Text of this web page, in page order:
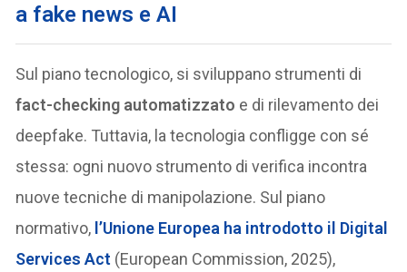
a fake news e AI
Sul piano tecnologico, si sviluppano strumenti di
fact-checking automatizzato e di rilevamento dei
deepfake. Tuttavia, la tecnologia confligge con sé
stessa: ogni nuovo strumento di verifica incontra
nuove tecniche di manipolazione. Sul piano
normativo, l’Unione Europea ha introdotto il Digital
Services Act (European Commission, 2025),